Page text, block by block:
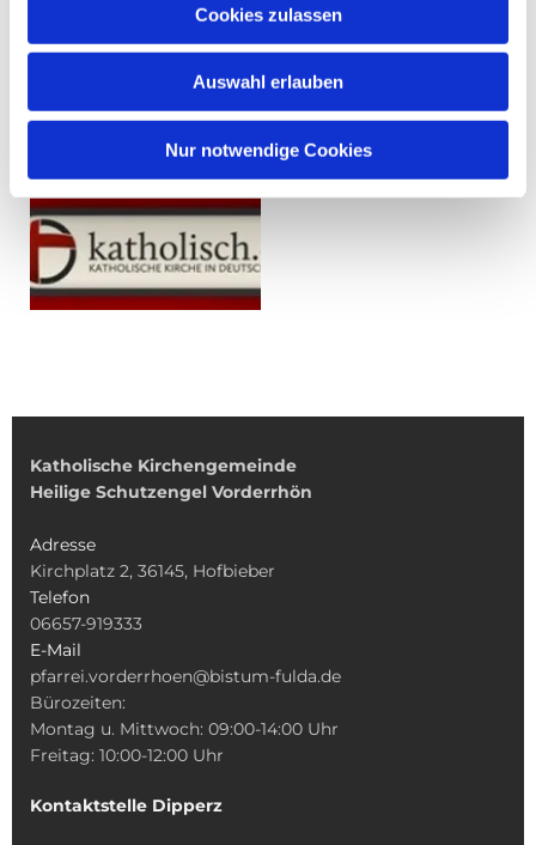
Cookies zulassen
Auswahl erlauben
Nur notwendige Cookies
Katholische Kirchengemeinde
Heilige Schutzengel Vorderrhön
Adresse
Kirchplatz 2, 36145, Hofbieber
Telefon
06657-919333
E-Mail
pfarrei.vorderrhoen@bistum-fulda.de
Bürozeiten:
Montag u. Mittwoch: 09:00-14:00 Uhr
Freitag: 10:00-12:00 Uhr
Kontaktstelle Dipperz